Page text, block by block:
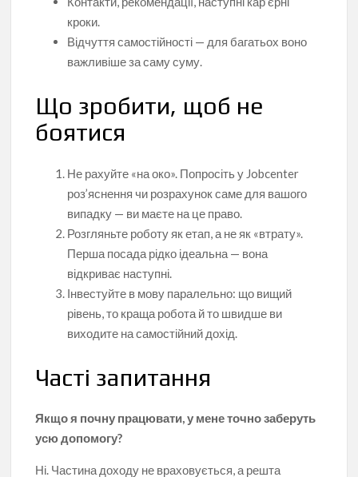
кроки.
Відчуття самостійності — для багатьох воно
важливіше за саму суму.
Що зробити, щоб не
боятися
Не рахуйте «на око». Попросіть у Jobcenter
роз’яснення чи розрахунок саме для вашого
випадку — ви маєте на це право.
Розгляньте роботу як етап, а не як «втрату».
Перша посада рідко ідеальна — вона
відкриває наступні.
Інвестуйте в мову паралельно: що вищий
рівень, то краща робота й то швидше ви
виходите на самостійний дохід.
Часті запитання
Якщо я почну працювати, у мене точно заберуть
усю допомогу?
Ні. Частина доходу не враховується, а решта